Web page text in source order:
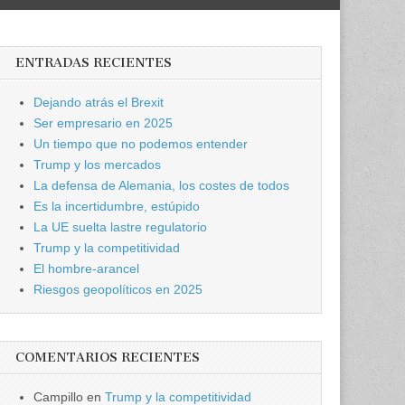
ENTRADAS RECIENTES
Dejando atrás el Brexit
Ser empresario en 2025
Un tiempo que no podemos entender
Trump y los mercados
La defensa de Alemania, los costes de todos
Es la incertidumbre, estúpido
La UE suelta lastre regulatorio
Trump y la competitividad
El hombre-arancel
Riesgos geopolíticos en 2025
COMENTARIOS RECIENTES
Campillo enTrump y la competitividad